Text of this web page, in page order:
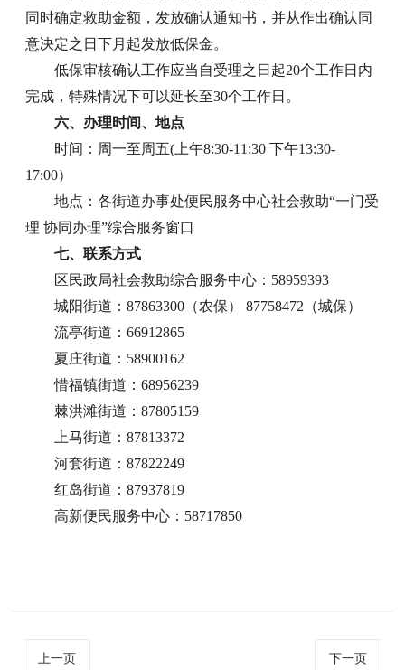
同时确定救助金额，发放确认通知书，并从作出确认同
意决定之日下月起发放低保金。
低保审核确认工作应当自受理之日起20个工作日内
完成，特殊情况下可以延长至30个工作日。
六、办理时间、地点
时间：周一至周五(上午8:30-11:30 下午13:30-
17:00）
地点：各街道办事处便民服务中心社会救助“一门受
理 协同办理”综合服务窗口
七、联系方式
区民政局社会救助综合服务中心：58959393
城阳街道：87863300（农保） 87758472（城保）
流亭街道：66912865
夏庄街道：58900162
惜福镇街道：68956239
棘洪滩街道：87805159
上马街道：87813372
河套街道：87822249
红岛街道：87937819
高新便民服务中心：58717850
上一页 下一页